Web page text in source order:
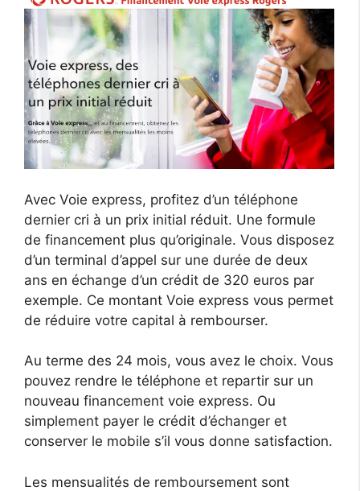
Avec Voie express, profitez d’un téléphone
dernier cri à un prix initial réduit. Une formule
de financement plus qu’originale. Vous disposez
d’un terminal d’appel sur une durée de deux
ans en échange d’un crédit de 320 euros par
exemple. Ce montant Voie express vous permet
de réduire votre capital à rembourser.
Au terme des 24 mois, vous avez le choix. Vous
pouvez rendre le téléphone et repartir sur un
nouveau financement voie express. Ou
simplement payer le crédit d’échanger et
conserver le mobile s’il vous donne satisfaction.
Les mensualités de remboursement sont